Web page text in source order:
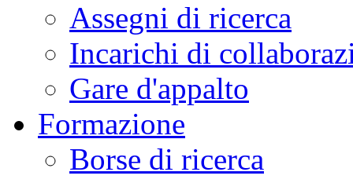
Assegni di ricerca
Incarichi di
Gare d'appalto
Formazione
Borse di ricerca